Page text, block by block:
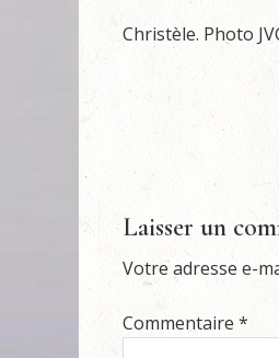
Christèle. Photo
Laisser un
Votre adresse e-
Commentaire *